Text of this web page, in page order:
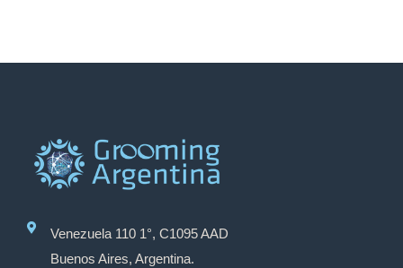
Venezuela 110 1°, C1095 AAD
Buenos Aires, Argentina.